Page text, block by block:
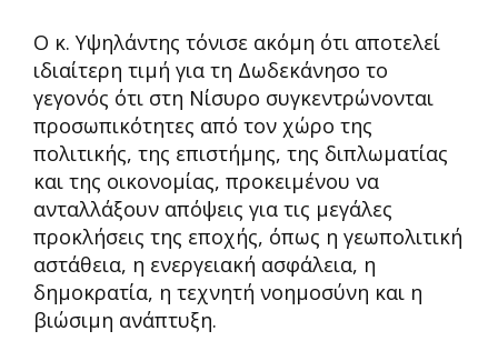
Ο κ. Υψηλάντης τόνισε ακόμη ότι αποτελεί
ιδιαίτερη τιμή για τη Δωδεκάνησο το
γεγονός ότι στη Νίσυρο συγκεντρώνονται
προσωπικότητες από τον χώρο της
πολιτικής, της επιστήμης, της διπλωματίας
και της οικονομίας, προκειμένου να
ανταλλάξουν απόψεις για τις μεγάλες
προκλήσεις της εποχής, όπως η γεωπολιτική
αστάθεια, η ενεργειακή ασφάλεια, η
δημοκρατία, η τεχνητή νοημοσύνη και η
βιώσιμη ανάπτυξη.